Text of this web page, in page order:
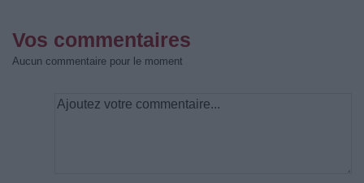
Vos commentaires
Aucun commentaire pour le moment